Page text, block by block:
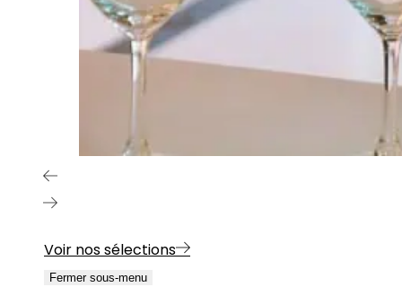
Voir nos sélections
Fermer sous-menu